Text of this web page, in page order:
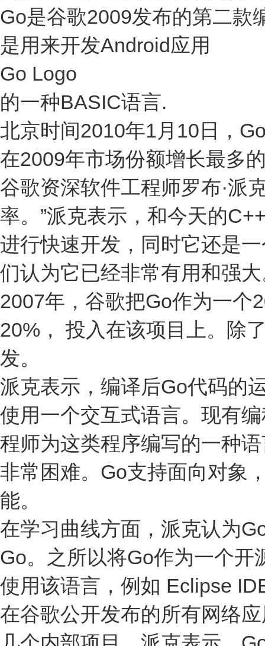
Go是谷歌2009发布的第二款
是用来开发Android应用
Go Logo
的一种BASIC语言.
北京时间2010年1月10日，
在2009年市场份额增长最多
谷歌资深软件工程师罗布·派
率。”派克表示，和今天的
进行快速开发，同时它还是
们认为它已经非常有用和强大
2007年，谷歌把Go作为一个
20%， 投入在该项目上。除
发。
派克表示，编译后Go代码的
使用一个交互式语言。现有
程师为这类程序编写的一种
非常困难。Go支持面向对象
能。
在学习曲线方面，派克认为
Go。之所以将Go作为一个
使用该语言，例如 Eclipse
在谷歌公开发布的所有网络